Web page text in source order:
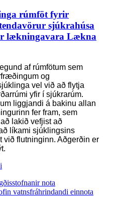
rúmföt fyrir
sjúkrahúsa
lækningavara Lækna
af rúmfötum sem
og
vel við að flytja
yfir í sjúkrarúm.
liggjandi á bakinu allan
fer fram, sem
lakið vefjist að
líkami sjúklingsins
við flutninginn. Aðgerðin er